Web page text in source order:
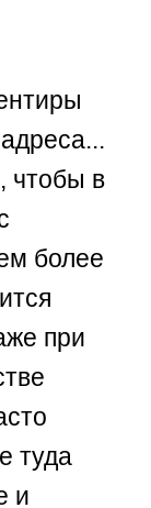
чтобы в
более
при
туда
и